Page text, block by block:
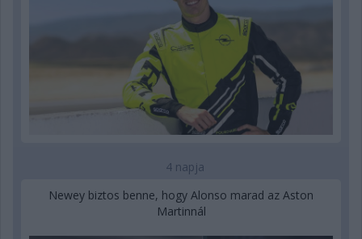
4 napja
Newey biztos benne, hogy Alonso marad az Aston
Martinnál